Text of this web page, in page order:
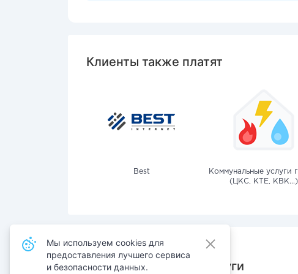
Клиенты также платят
Best
Коммунальные услуги
(ЦКС, КТЕ, КВК...)
Также оплачивают услуги
Мы используем cookies для
предоставления лучшего сервиса
и безопасности данных.